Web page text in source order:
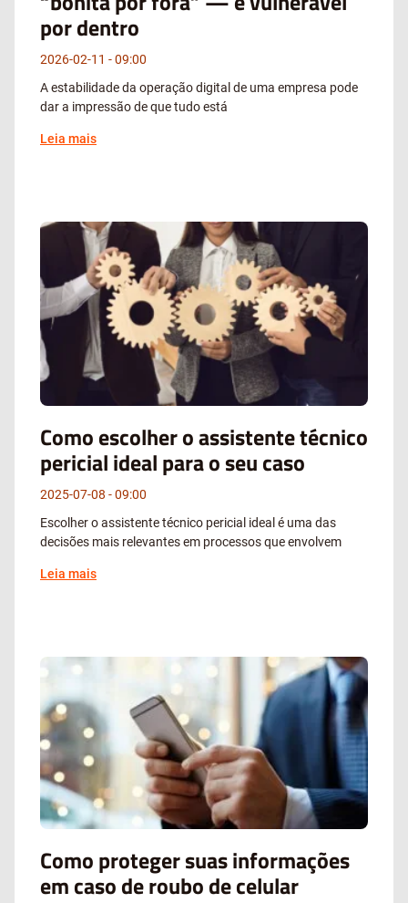
por dentro
2026-02-11
09:00
A estabilidade da operação digital de uma empresa pode
dar a impressão de que tudo está
Leia mais
Como escolher o assistente técnico
pericial ideal para o seu caso
2025-07-08
09:00
Escolher o assistente técnico pericial ideal é uma das
decisões mais relevantes em processos que envolvem
Leia mais
Como proteger suas informações
em caso de roubo de celular